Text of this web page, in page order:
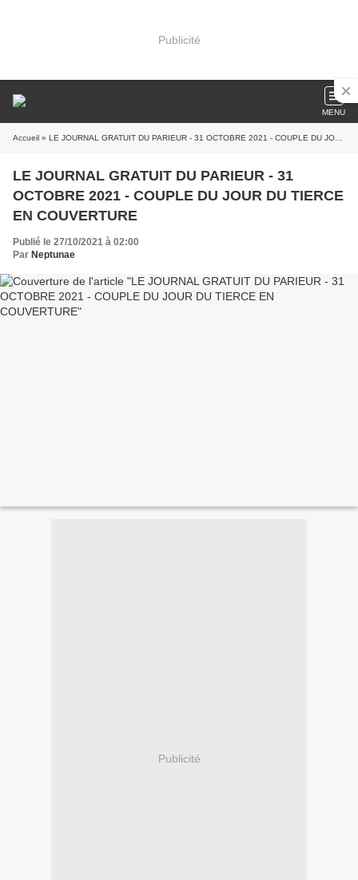
Publicité
MENU
Accueil » LE JOURNAL GRATUIT DU PARIEUR - 31 OCTOBRE 2021 - COUPLE DU JOUR DU TIERCE EN COUVERTURE
LE JOURNAL GRATUIT DU PARIEUR - 31
OCTOBRE 2021 - COUPLE DU JOUR DU TIERCE
EN COUVERTURE
Publié le 27/10/2021 à 02:00
Par Neptunae
Publicité